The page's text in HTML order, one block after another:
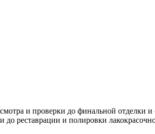
и проверки до финальной
реставрации и полировки